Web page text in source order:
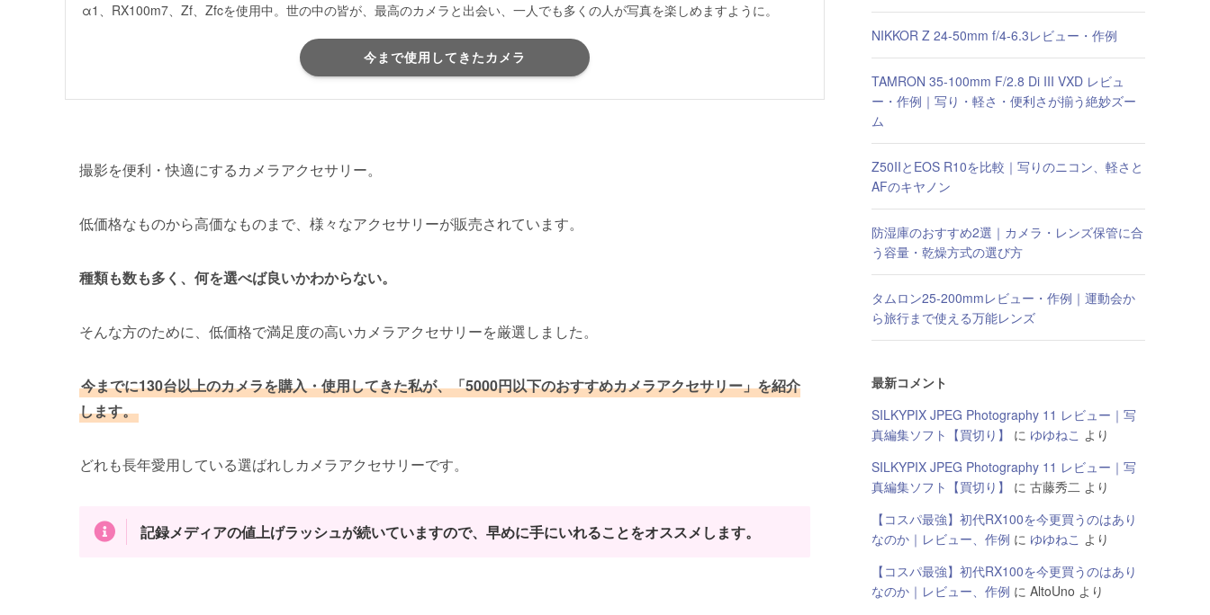
α1、RX100m7、Zf、Zfcを使用中。世の中の皆が、最高のカメラと出会い、一人でも多くの人が写真を楽しめますように。
今まで使用してきたカメラ
撮影を便利・快適にするカメラアクセサリー。
低価格なものから高価なものまで、様々なアクセサリーが販売されています。
種類も数も多く、何を選べば良いかわからない。
そんな方のために、低価格で満足度の高いカメラアクセサリーを厳選しました。
今までに130台以上のカメラを購入・使用してきた私が、「5000円以下のおすすめカメラアクセサリー」を紹介
します。
どれも長年愛用している選ばれしカメラアクセサリーです。
記録メディアの値上げラッシュが続いていますので、早めに手にいれることをオススメします。
NIKKOR Z 24-50mm f/4-6.3レビュー・作例
TAMRON 35-100mm F/2.8 Di III VXD レビュ
ー・作例｜写り・軽さ・便利さが揃う絶妙ズー
ム
Z50IIとEOS R10を比較｜写りのニコン、軽さと
AFのキヤノン
防湿庫のおすすめ2選｜カメラ・レンズ保管に合
う容量・乾燥方式の選び方
タムロン25-200mmレビュー・作例｜運動会か
ら旅行まで使える万能レンズ
最新コメント
SILKYPIX JPEG Photography 11 レビュー｜写
真編集ソフト【買切り】
に ゆゆねこ より
SILKYPIX JPEG Photography 11 レビュー｜写
真編集ソフト【買切り】
に 古藤秀二 より
【コスパ最強】初代RX100を今更買うのはあり
なのか｜レビュー、作例 に ゆゆねこ より
【コスパ最強】初代RX100を今更買うのはあり
なのか｜レビュー、作例 に AltoUno より